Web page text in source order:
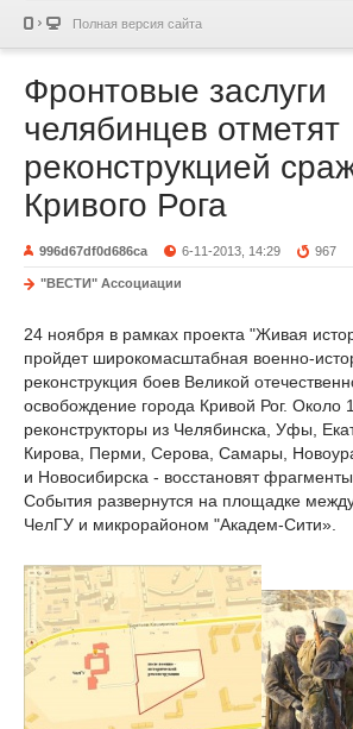
Полная версия сайта
Фронтовые заслуги
челябинцев отметят
реконструкцией
Кривого Рога
996d67df0d686ca 6-11-2013, 14:29 967
"ВЕСТИ" Ассоциации
24 ноября в рамках проекта "Живая
пройдет широкомасштабная военно-
реконструкция боев Великой
освобождение города Кривой Рог. Около
реконструкторы из Челябинска, Уфы,
Кирова, Перми, Серова, Самары,
и Новосибирска - восстановят
События развернутся на площадке
ЧелГУ и микрорайоном "Академ-Сити».